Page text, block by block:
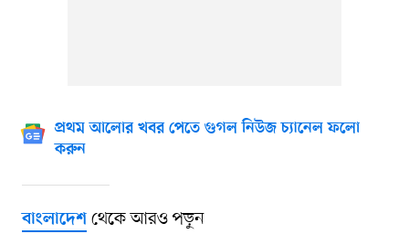
প্রথম আলোর খবর পেতে গুগল নিউজ চ্যানেল ফলো
করুন
বাংলাদেশথেকে আরও পড়ুন